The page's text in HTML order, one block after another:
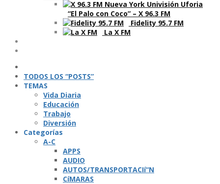
“El Palo con Coco” – X 96.3 FM
Fidelity 95.7 FM
La X FM
TODOS LOS “POSTS”
TEMAS
Vida Diaria
Educación
Trabajo
Diversión
Categorí­as
A-C
APPS
AUDIO
AUTOS/TRANSPORTACIí“N
CíMARAS